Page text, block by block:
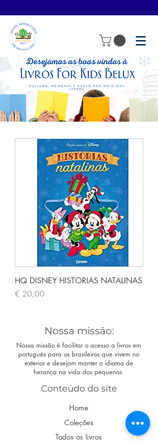
HQ DISNEY HISTORIAS NATALINAS
Preço
€ 20,00
Nossa missão:
Nossa missão é facilitar o acesso a livros em
português para os brasileiros que vivem no
exterior e desejam manter o idioma de
herança na vida dos pequenos.
Conteúdo do site
Home
Coleções
Todos os livros